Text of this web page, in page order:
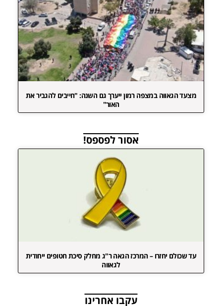
מצעד הגאווה במצפה רמון ייערך גם השנה: "חייבים להגביר את
האור"
אסור לפספס!
עד שכולם יחזרו – המרכז הגאה ר"ג מחלק סיכת חטופים ייחודית
לגאווה
עקבו אחרינו